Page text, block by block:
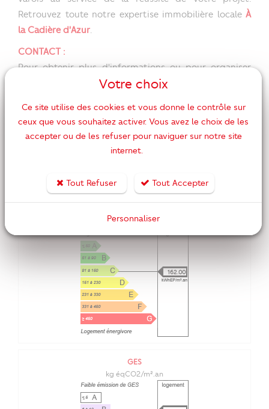
Retrouvez toute notre expertise immobilière locale À
la Cadière d'Azur.
CONTACT :
Pour obtenir plus d'informations ou pour organiser
une visite de cette opportunité rare, contactez dès
695 000 €
kWhEP/m².an
162.00
GES
kg éqCO2/m².an
Votre choix
Ce site utilise des cookies et vous donne le contrôle sur
ceux que vous souhaitez activer. Vous avez le choix de les
accepter ou de les refuser pour naviguer sur notre site
internet.
Tout Refuser Tout Accepter
Personnaliser